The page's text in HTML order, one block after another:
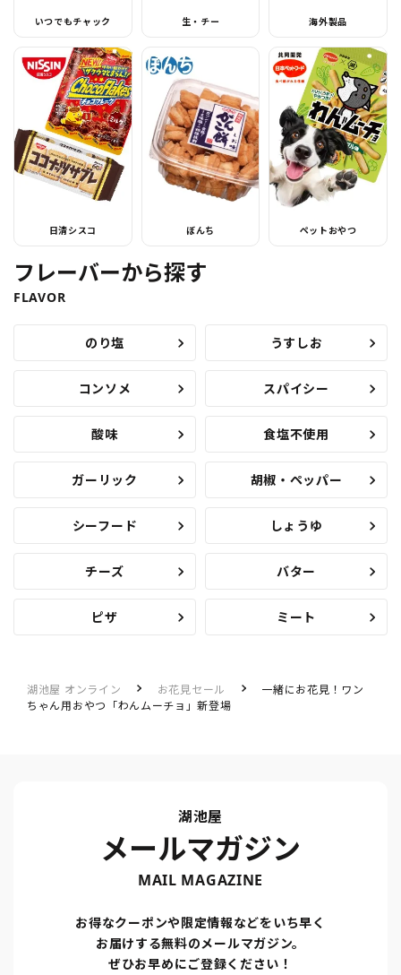
いつでもチャック 生・チー 海外製品
日清シスコ ぼんち ペットおやつ
フレーバーから探す
FLAVOR
のり塩 うすしお
コンソメ スパイシー
酸味 食塩不使用
ガーリック 胡椒・ペッパー
シーフード しょうゆ
チーズ バター
ピザ ミート
湖池屋 オンライン お花見セール
一緒にお花見！ワン
ちゃん用おやつ「わんムーチョ」新登場
湖池屋
メールマガジン
MAIL MAGAZINE
お得なクーポンや限定情報などをいち早く
お届けする無料のメールマガジン。
ぜひお早めにご登録ください！